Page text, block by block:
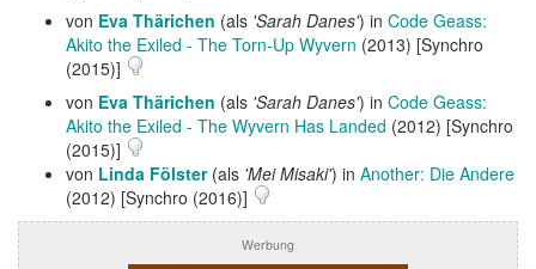
von Eva Thärichen (als 'Sarah Danes') in Code Geass:
Akito the Exiled - The Torn-Up Wyvern (2013) [Synchro
(2015)]
von Eva Thärichen (als 'Sarah Danes') in Code Geass:
Akito the Exiled - The Wyvern Has Landed (2012) [Synchro
(2015)]
von Linda Fölster(als 'Mei Misaki') in Another: Die Andere
(2012) [Synchro (2016)]
Werbung